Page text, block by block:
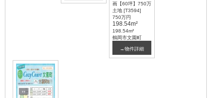
画【60坪】750万
土地 [T3594]
750万円
198.54m²
198.54m²
鶴岡市文園町
→物件詳細